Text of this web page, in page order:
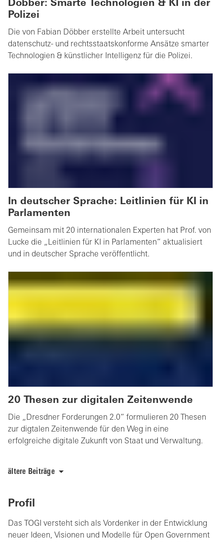
Döbber: Smarte Technologien & KI in der
Polizei
Die von Fabian Döbber erstellte Arbeit untersucht
datenschutz- und rechtsstaatskonforme Ansätze smarter
Technologien & künstlicher Intelligenz für die Polizei.
In deutscher Sprache: Leitlinien für KI in
Parlamenten
Gemeinsam mit 20 internationalen Experten hat Prof. von
Lucke die „Leitlinien für KI in Parlamenten“ aktualisiert
und in deutscher Sprache veröffentlicht.
20 Thesen zur digitalen Zeitenwende
Die „Dresdner Forderungen 2.0“ formulieren 20 Thesen
zur digtalen Zeitenwende für den Weg in eine
erfolgreiche digitale Zukunft von Staat und Verwaltung.
ältere Beiträge
Profil
Das TOGI versteht sich als Vordenker in der Entwicklung
neuer Ideen, Visionen und Modelle für Open Government